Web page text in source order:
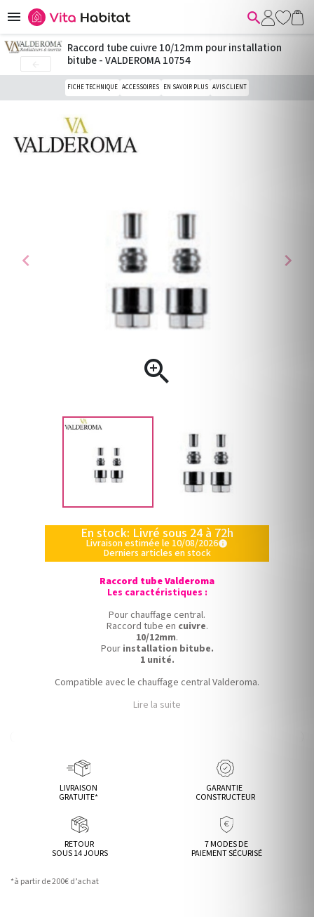
 
chevron_left

chevron_right
Raccord tube cuivre 10/12mm pour installation
bitube - VALDEROMA 10754
FICHE TECHNIQUE ACCESSOIRES EN SAVOIR PLUS AVIS CLIENT
En stock: Livré sous 24 à 72h
Livraison estimée le 10/08/2026info
Derniers articles en stock
Raccord tube Valderoma
Les caractéristiques :
Pour chauffage central.
Raccord tube en cuivre.
10/12mm.
Pour installation bitube.
1 unité.
Compatible avec le chauffage central Valderoma.
Lire la suite
LIVRAISON
GRATUITE*
GARANTIE
CONSTRUCTEUR
RETOUR
SOUS 14 JOURS
7 MODES DE
PAIEMENT SÉCURISÉ
*à partir de 200€ d’achat